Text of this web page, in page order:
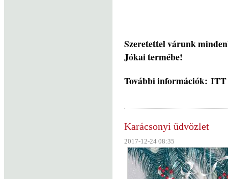
Szeretettel várunk
Jókai termébe!
További információk: ITT
Karácsonyi üdvözlet
2017-12-24 08:35